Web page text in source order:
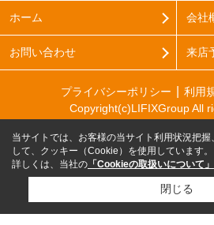
ホーム 会社
お問い合わせ 来店
プライバシーポリシー 利用
Copyright(c)LIFIXGroup All
当サイトでは、お客様の当サイト利用状況把
して、クッキー（Cookie）を使用しています。
詳しくは、当社の 「Cookieの取扱いについて」
閉じる